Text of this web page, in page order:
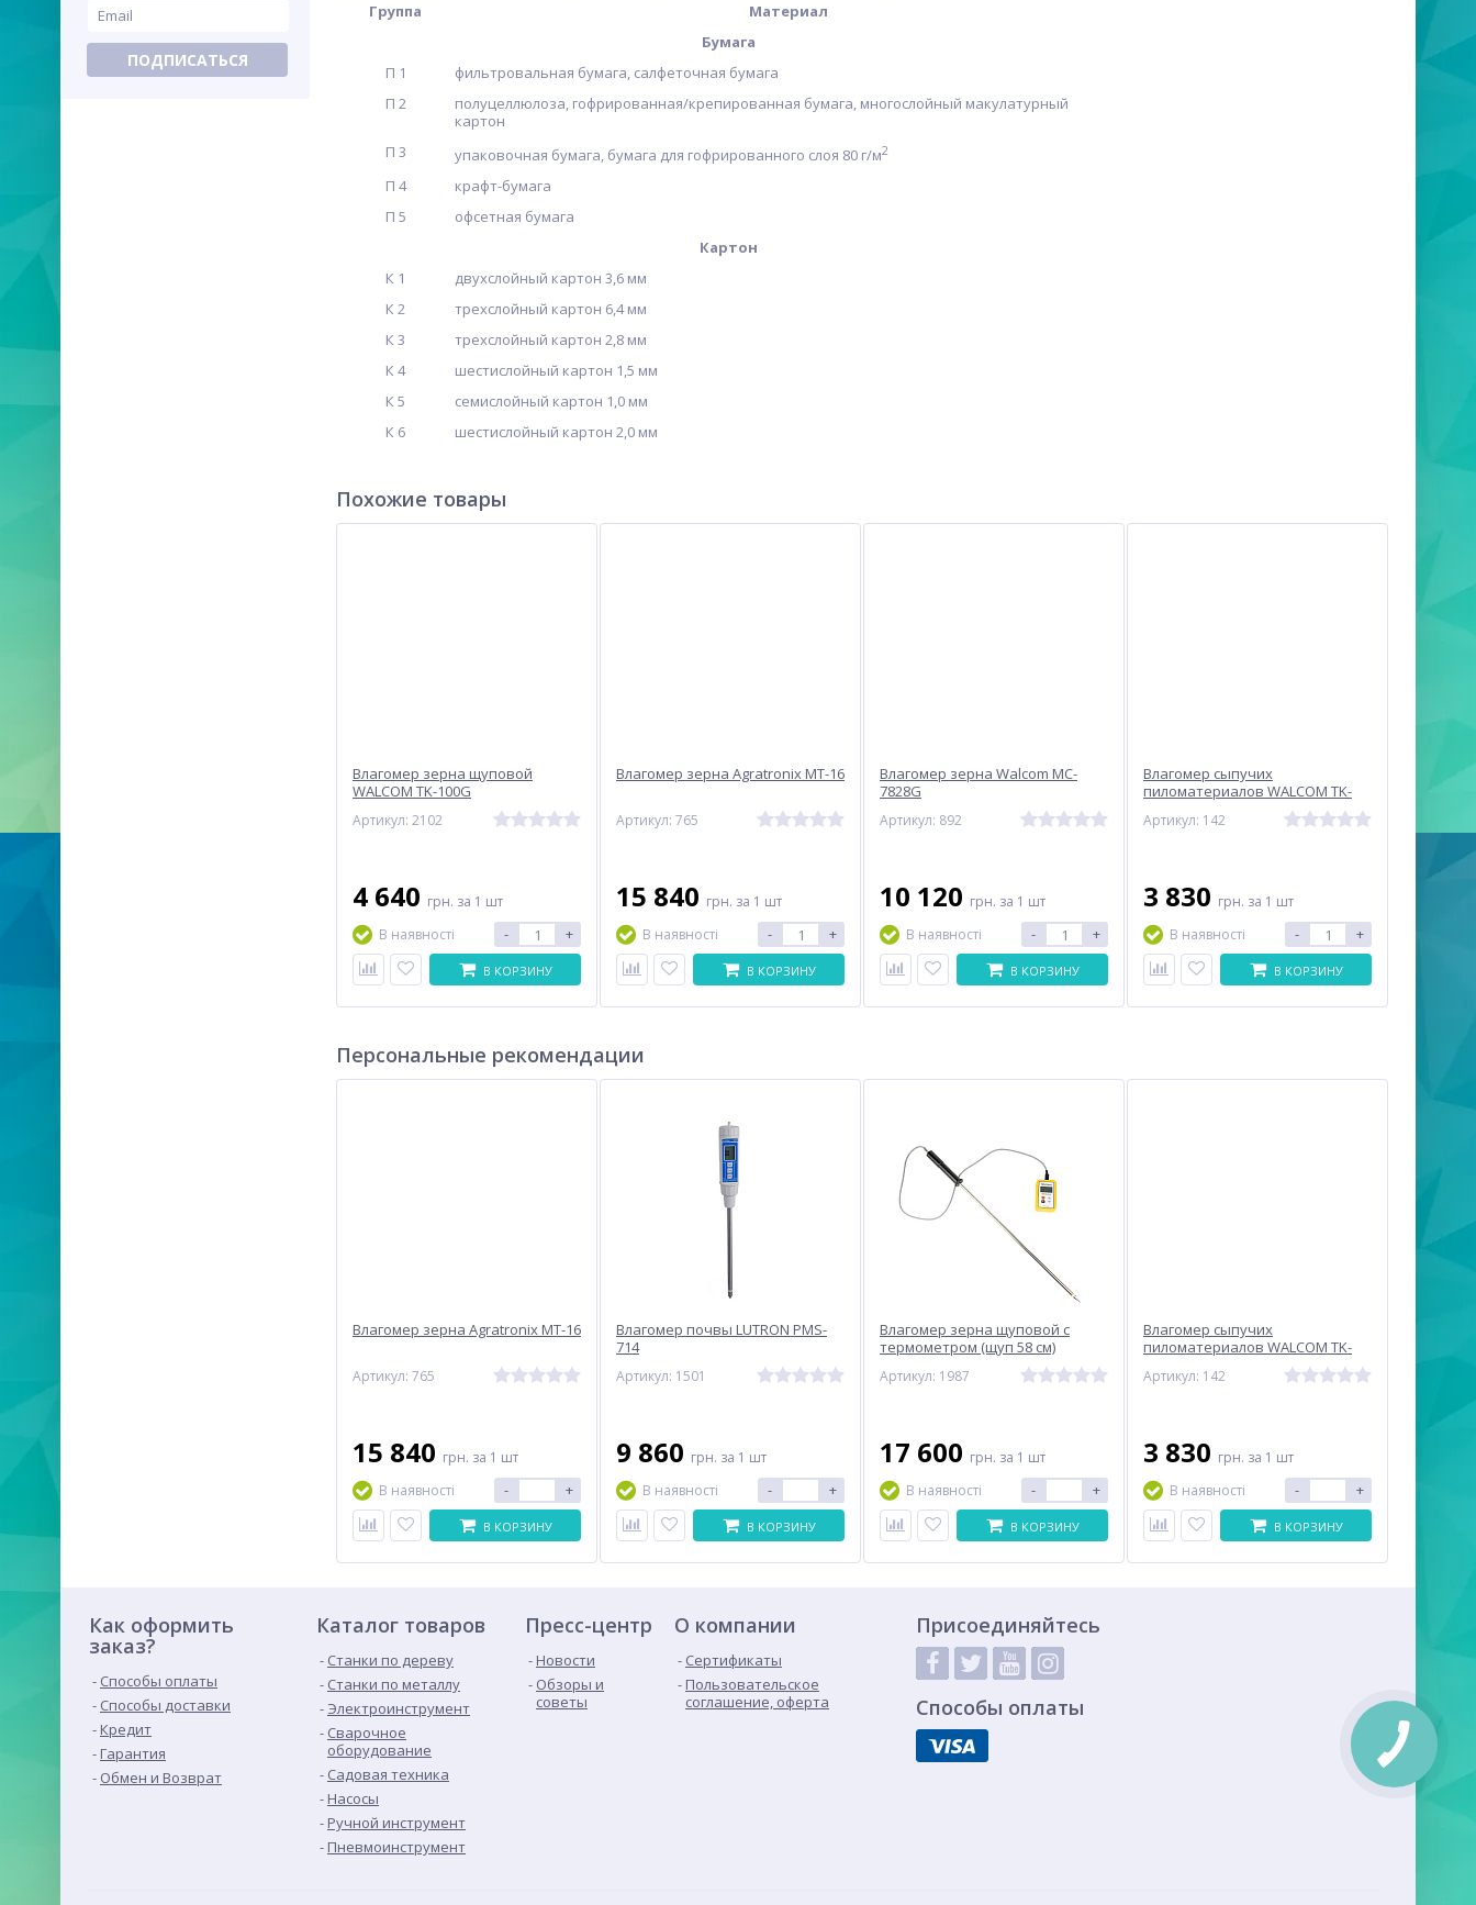
ПОДПИСАТЬСЯ
Группа
Материал
Бумага
П 1
фильтровальная бумага, салфеточная бумага
П 2
полуцеллюлоза, гофрированная/крепированная бумага, многослойный макулатурный
картон
П 3
упаковочная бумага, бумага для гофрированного слоя 80 г/м2
П 4
крафт-бумага
П 5
офсетная бумага
Картон
К 1
двухслойный картон 3,6 мм
К 2
трехслойный картон 6,4 мм
К 3
трехслойный картон 2,8 мм
К 4
шестислойный картон 1,5 мм
К 5
семислойный картон 1,0 мм
К 6
шестислойный картон 2,0 мм
Похожие товары
Влагомер зерна щуповой
WALCOM TK-100G
Артикул: 2102
4 640 грн. за 1 шт
В наявності
- +
В КОРЗИНУ
Влагомер зерна Agratronix MT-16
Артикул: 765
15 840 грн. за 1 шт
В наявності
- +
В КОРЗИНУ
Влагомер зерна Walcom MC-
7828G
Артикул: 892
10 120 грн. за 1 шт
В наявності
- +
В КОРЗИНУ
Влагомер сыпучих
пиломатериалов WALCOM TK-
Артикул: 142
3 830 грн. за 1 шт
В наявності
- +
В КОРЗИНУ
Персональные рекомендации
Влагомер зерна Agratronix MT-16
Артикул: 765
15 840 грн. за 1 шт
В наявності
- +
В КОРЗИНУ
Влагомер почвы LUTRON PMS-
714
Артикул: 1501
9 860 грн. за 1 шт
В наявності
- +
В КОРЗИНУ
Влагомер зерна щуповой с
термометром (щуп 58 см)
Артикул: 1987
17 600 грн. за 1 шт
В наявності
- +
В КОРЗИНУ
Влагомер сыпучих
пиломатериалов WALCOM TK-
Артикул: 142
3 830 грн. за 1 шт
В наявності
- +
В КОРЗИНУ
Как оформить
заказ?
Способы оплаты
Способы доставки
Кредит
Гарантия
Обмен и Возврат
Каталог товаров
Станки по дереву
Станки по металлу
Электроинструмент
Сварочное
оборудование
Садовая техника
Насосы
Ручной инструмент
Пневмоинструмент
Пресс-центр
Новости
Обзоры и
советы
О компании
Сертификаты
Пользовательское
соглашение, оферта
Присоединяйтесь
Способы оплаты